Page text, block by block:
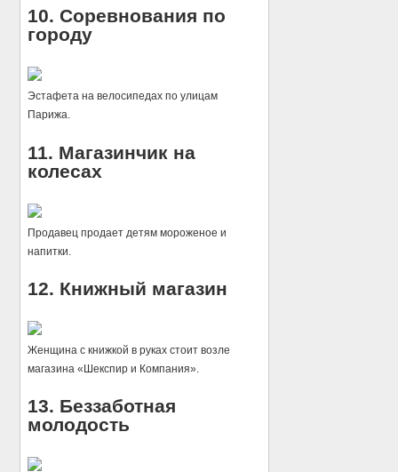
10. Соревнования по
городу
Эстафета на велосипедах по улицам
Парижа.
11. Магазинчик на
колесах
Продавец продает детям мороженое и
напитки.
12. Книжный магазин
Женщина с книжкой в руках стоит возле
магазина «Шекспир и Компания».
13. Беззаботная
молодость